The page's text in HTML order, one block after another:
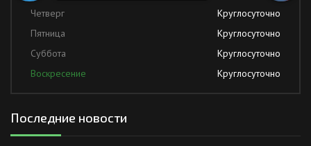
Четверг
Круглосуточно
Пятница
Круглосуточно
Суббота
Круглосуточно
Воскресение
Круглосуточно
Последние новости